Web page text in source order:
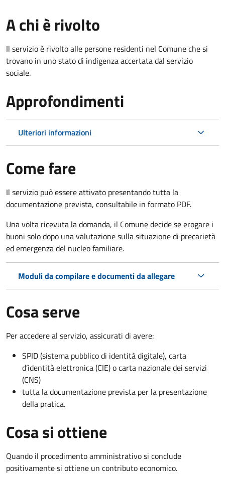
A chi è rivolto
Il servizio è rivolto alle persone residenti nel Comune che si
trovano in uno stato di indigenza accertata dal servizio
sociale.
Approfondimenti
Ulteriori informazioni
Come fare
Il servizio può essere attivato presentando tutta la
documentazione prevista, consultabile in formato PDF.
Una volta ricevuta la domanda, il Comune decide se erogare i
buoni solo dopo una valutazione sulla situazione di precarietà
ed emergenza del nucleo familiare.
Moduli da compilare e documenti da allegare
Cosa serve
Per accedere al servizio, assicurati di avere:
SPID (sistema pubblico di identità digitale), carta
d’identità elettronica (CIE) o carta nazionale dei servizi
(CNS)
tutta la documentazione prevista per la presentazione
della pratica.
Cosa si ottiene
Quando il procedimento amministrativo si conclude
positivamente si ottiene un contributo economico.